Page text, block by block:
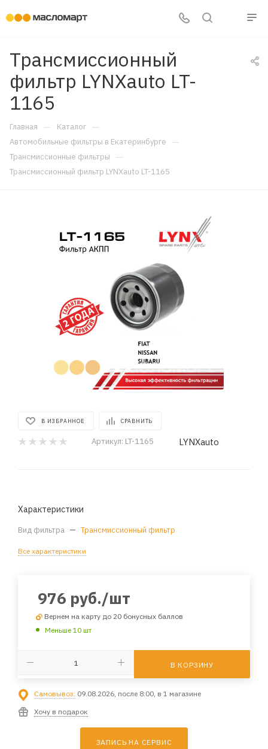
Трансмиссионный
фильтр LYNXauto LT-
1165
Главная — Каталог —
Автомобильные фильтры в Екатеринбурге —
Трансмиссионные фильтры —
Трансмиссионный фильтр LYNXauto LT-1165
В ИЗБРАННОЕ СРАВНИТЬ
Артикул: LT-1165 LYNXauto
Характеристики
Вид фильтра — Трансмиссионный фильтр
Все характеристики
976 руб./шт
Вернем на карту до 20 бонусных баллов
Меньше 10 шт
В КОРЗИНУ
Самовывоз: 09.08.2026, после 8:00, в 1 магазине
Хочу в подарок
ЗАПИСЬ НА СЕРВИС